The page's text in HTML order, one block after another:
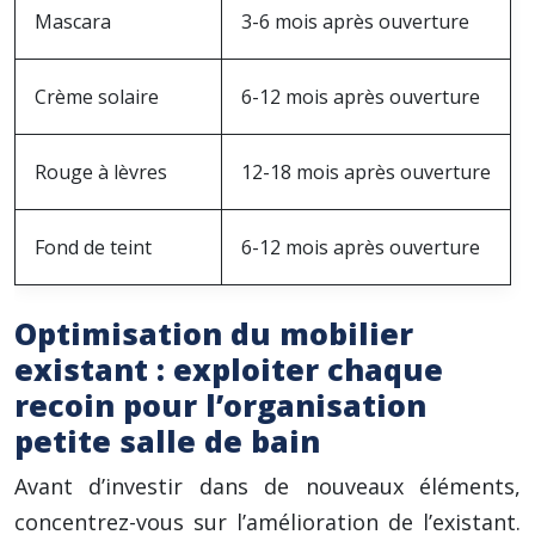
Mascara 3-6 mois après ouverture
Crème solaire 6-12 mois après ouverture
Rouge à lèvres 12-18 mois après ouverture
Fond de teint 6-12 mois après ouverture
Optimisation du mobilier
existant : exploiter chaque
recoin pour l’organisation
petite salle de bain
Avant d’investir dans de nouveaux éléments,
concentrez-vous sur l’amélioration de l’existant.